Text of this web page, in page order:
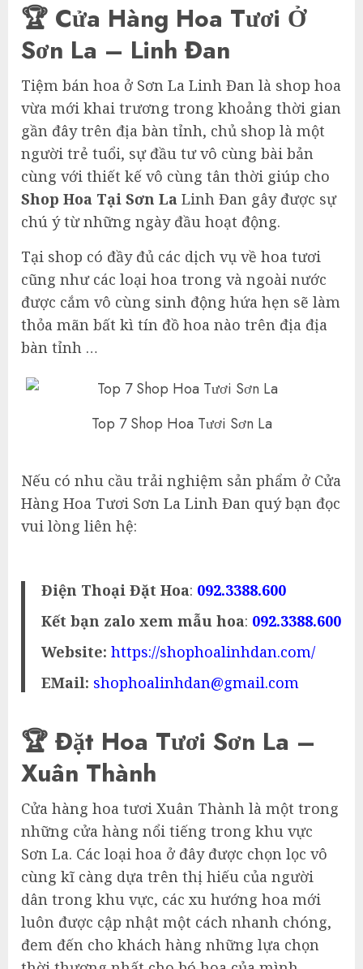
🏆 Cửa Hàng Hoa Tươi Ở
Sơn La – Linh Đan
Tiệm bán hoa ở Sơn La Linh Đan là shop hoa
vừa mới khai trương trong khoảng thời gian
gần đây trên địa bàn tỉnh, chủ shop là một
người trẻ tuổi, sự đầu tư vô cùng bài bản
cùng với thiết kế vô cùng tân thời giúp cho
Shop Hoa Tại Sơn La Linh Đan gây được sự
chú ý từ những ngày đầu hoạt động.
Tại shop có đầy đủ các dịch vụ về hoa tươi
cũng như các loại hoa trong và ngoài nước
được cắm vô cùng sinh động hứa hẹn sẽ làm
thỏa mãn bất kì tín đồ hoa nào trên địa địa
bàn tỉnh …
Top 7 Shop Hoa Tươi Sơn La
Nếu có nhu cầu trải nghiệm sản phẩm ở Cửa
Hàng Hoa Tươi Sơn La Linh Đan quý bạn đọc
vui lòng liên hệ:
Điện Thoại Đặt Hoa: 092.3388.600
Kết bạn zalo xem mẫu hoa: 092.3388.600
Website: https://shophoalinhdan.com/
EMail: shophoalinhdan@gmail.com
🏆 Đặt Hoa Tươi Sơn La –
Xuân Thành
Cửa hàng hoa tươi Xuân Thành là một trong
những cửa hàng nổi tiếng trong khu vực
Sơn La. Các loại hoa ở đây được chọn lọc vô
cùng kĩ càng dựa trên thị hiếu của người
dân trong khu vực, các xu hướng hoa mới
luôn được cập nhật một cách nhanh chóng,
đem đến cho khách hàng những lựa chọn